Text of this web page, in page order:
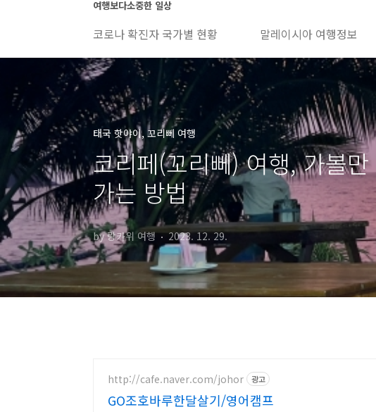
여행보다소중한 일상
코로나 확진자 국가별 현황 말레이시아 여행정보
태국 핫야이, 꼬리뻬 여행
코리페(꼬리뻬) 여행, 가볼
가는 방법
by 랑카위 여행 2023. 12. 29.
http://cafe.naver.com/johor 광고
GO조호바루한달살기/영어캠프